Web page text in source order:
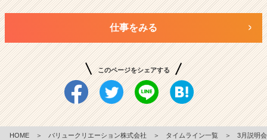
仕事をみる
このページをシェアする
HOME ＞ バリュークリエーション株式会社 ＞ タイムライン一覧 ＞
3月説明会